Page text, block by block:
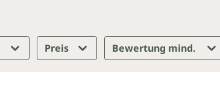
Preis Bewertung mind.